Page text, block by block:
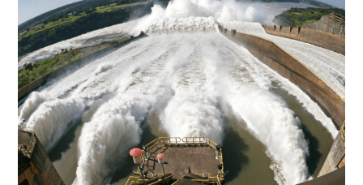
30
años,
Milei
avanza
con
la
privatización
de